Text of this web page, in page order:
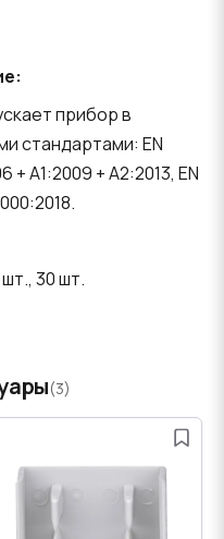
прибор в
стандартами: EN
A1:2009 + A2:2013, EN
шт., 30 шт.
(3)